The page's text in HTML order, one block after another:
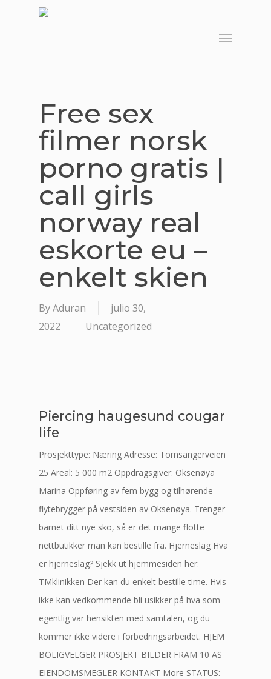
Menu
Free sex
filmer norsk
porno gratis |
call girls
norway real
eskorte eu –
enkelt skien
ByAduran
julio 30,
2022
Uncategorized
Piercing haugesund cougar
life
Prosjekttype: Næring Adresse: Tornsangerveien
25 Areal: 5 000 m2 Oppdragsgiver: Oksenøya
Marina Oppføring av fem bygg og tilhørende
flytebrygger på vestsiden av Oksenøya. Trenger
barnet ditt nye sko, så er det mange flotte
nettbutikker man kan bestille fra. Hjerneslag Hva
er hjerneslag? Sjekk ut hjemmesiden her:
TMklinikken Der kan du enkelt bestille time. Hvis
ikke kan vedkommende bli usikker på hva som
egentlig var hensikten med samtalen, og du
kommer ikke videre i forbedringsarbeidet. HJEM
BOLIGVELGER PROSJEKT BILDER FRAM 10 AS
EIENDOMSMEGLER KONTAKT More STATUS: